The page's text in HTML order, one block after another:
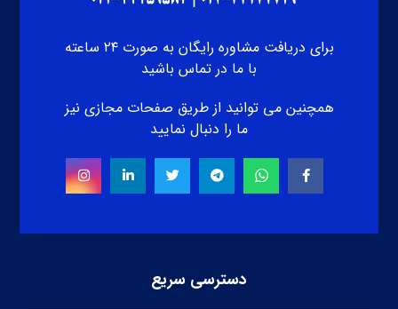
برای دریافت مشاوره رایگان به صورت ۲۴ ساعته
با ما در تماس باشید
همچنین می توانید از طریق صفحات مجازی نیز
ما را دنبال نمایید
دسترسی سریع